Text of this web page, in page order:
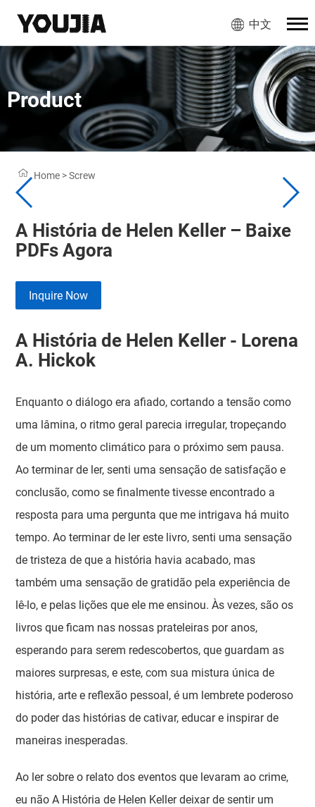
中文
Product
Home >Screw
A História de Helen Keller – Baixe
PDFs Agora
Inquire Now
A História de Helen Keller - Lorena
A. Hickok
Enquanto o diálogo era afiado, cortando a tensão como
uma lâmina, o ritmo geral parecia irregular, tropeçando
de um momento climático para o próximo sem pausa.
Ao terminar de ler, senti uma sensação de satisfação e
conclusão, como se finalmente tivesse encontrado a
resposta para uma pergunta que me intrigava há muito
tempo. Ao terminar de ler este livro, senti uma sensação
de tristeza de que a história havia acabado, mas
também uma sensação de gratidão pela experiência de
lê-lo, e pelas lições que ele me ensinou. Às vezes, são os
livros que ficam nas nossas prateleiras por anos,
esperando para serem redescobertos, que guardam as
maiores surpresas, e este, com sua mistura única de
história, arte e reflexão pessoal, é um lembrete poderoso
do poder das histórias de cativar, educar e inspirar de
maneiras inesperadas.
Ao ler sobre o relato dos eventos que levaram ao crime,
eu não A História de Helen Keller deixar de sentir um